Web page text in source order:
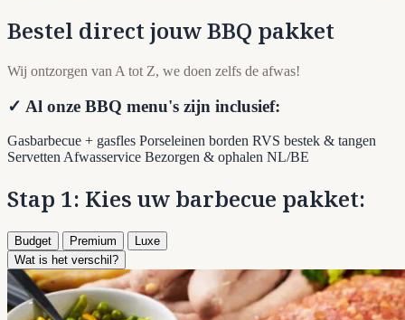
Bestel direct jouw BBQ pakket
Wij ontzorgen van A tot Z, we doen zelfs de afwas!
✓ Al onze BBQ menu's zijn inclusief:
Gasbarbecue + gasfles Porseleinen borden RVS bestek & tangen
ServettenAfwasservice Bezorgen & ophalen NL/BE
Stap 1: Kies uw barbecue pakket:
Budget Premium
Luxe
Wat is het verschil?